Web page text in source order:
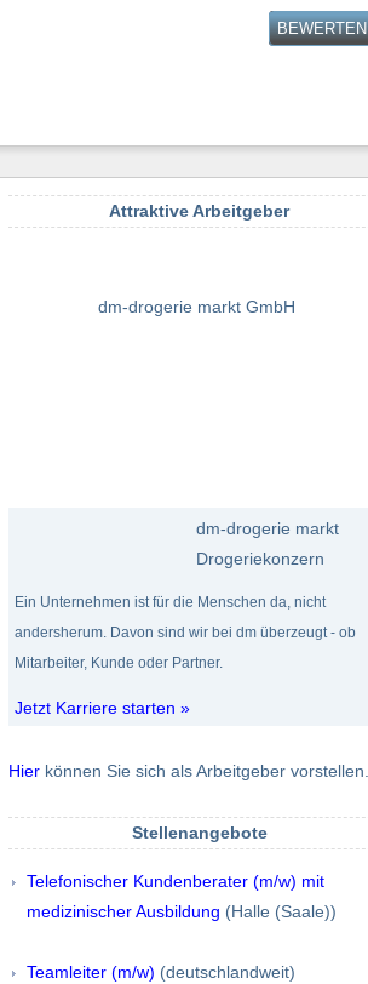
BEWERTEN
Attraktive Arbeitgeber
dm-drogerie markt GmbH
dm-drogerie markt
Drogeriekonzern
Ein Unternehmen ist für die Menschen da, nicht
andersherum. Davon sind wir bei dm überzeugt - ob
Mitarbeiter, Kunde oder Partner.
Jetzt Karriere starten »
Hier können Sie sich als Arbeitgeber vorstellen.
Stellenangebote
Telefonischer Kundenberater (m/w) mit
medizinischer Ausbildung (Halle (Saale))
Teamleiter (m/w) (deutschlandweit)